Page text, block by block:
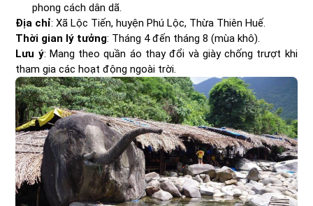
phong cách dân dã.
Địa chỉ: Xã Lộc Tiến, huyện Phú Lộc, Thừa Thiên Huế.
Thời gian lý tưởng: Tháng 4 đến tháng 8 (mùa khô).
Lưu ý: Mang theo quần áo thay đổi và giày chống trượt khi
tham gia các hoạt động ngoài trời.